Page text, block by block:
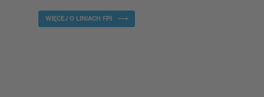
WIĘCEJ O LINIACH FPI